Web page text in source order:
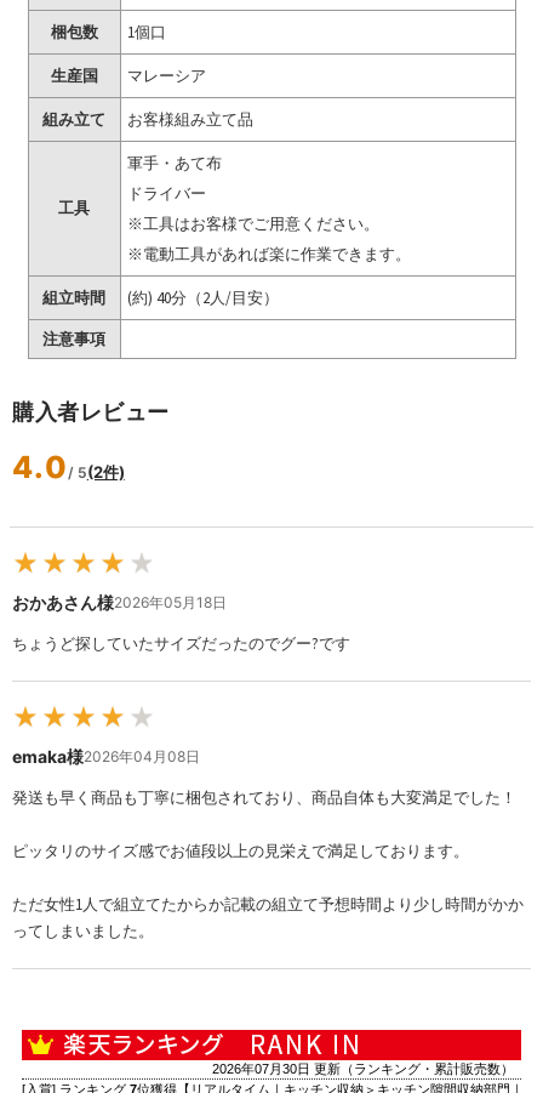
梱包数 1個口
生産国 マレーシア
組み立て お客様組み立て品
工具
軍手・あて布
ドライバー
※工具はお客様でご用意ください。
※電動工具があれば楽に作業できます。
組立時間
(約) 40分（2人/目安）
注意事項
購入者レビュー
4.0 / 5(2件)
★ ★ ★ ★ ★
おかあさん様2026年05月18日
ちょうど探していたサイズだったのでグー?です
★ ★ ★ ★ ★
emaka様2026年04月08日
発送も早く商品も丁寧に梱包されており、商品自体も大変満足でした！
ピッタリのサイズ感でお値段以上の見栄えで満足しております。
ただ女性1人で組立てたからか記載の組立て予想時間より少し時間がかか
ってしまいました。